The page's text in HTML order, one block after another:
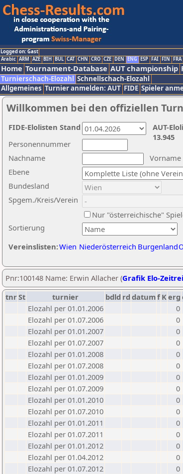
Logged on: Gast
Arabic ARM AZE BIH BUL CAT CHN CRO CZE DEN ENG ESP FAI FIN FRA
Home Tournament-Database AUT championship
Turnierschach-Elozahl Schnellschach-Elozahl
Allgemeines Turnier anmelden: AUT FIDE Spieler
Willkommen bei den offiziellen
Nachname
Vorname
Ebene
Sortierung
Personennummer
Bundesland
Spgem./Kreis/Verein
Nur "österreichische"
Vereinslisten:Wien Niederösterreich Burgenland
AUT-
13.945
FIDE-Elolisten Stand
Pnr:100148 Name: Erwin Allacher (Grafik Elo-
tnrSt turnier bdld rd datumf Kerg
Elozahl per 01.01.2006
0
Elozahl per 01.07.2006
0
Elozahl per 01.01.2007
0
Elozahl per 01.07.2007
0
Elozahl per 01.01.2008
0
Elozahl per 01.07.2008
0
Elozahl per 01.01.2009
0
Elozahl per 01.07.2009
0
Elozahl per 01.01.2010
0
Elozahl per 01.07.2010
0
Elozahl per 01.01.2011
0
Elozahl per 01.07.2011
0
Elozahl per 01.01.2012
0
Elozahl per 01.04.2012
0
Elozahl per 01.07.2012
0